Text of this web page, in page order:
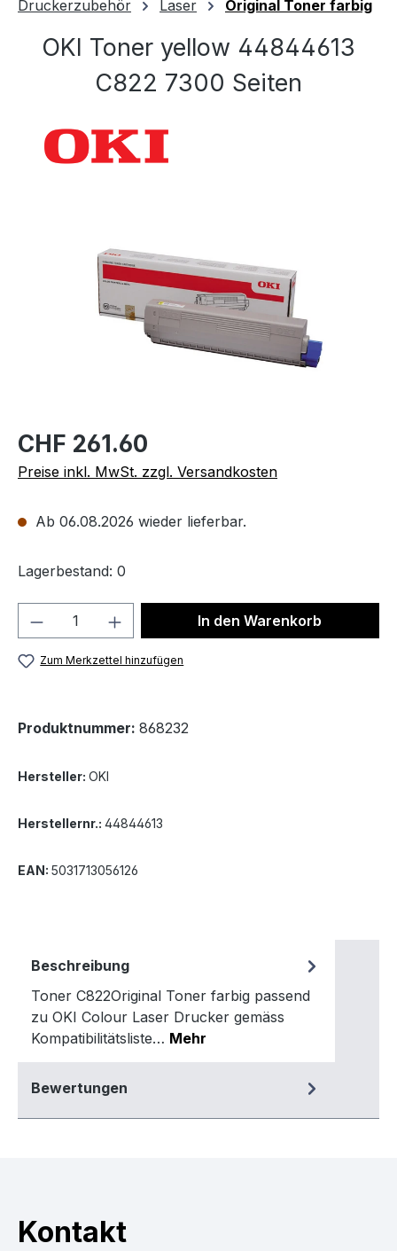
Druckerzubehör Laser Original Toner farbig
OKI Toner yellow 44844613
C822 7300 Seiten
CHF 261.60
Preise inkl. MwSt. zzgl. Versandkosten
Ab 06.08.2026 wieder lieferbar.
Lagerbestand: 0
Produkt Anzahl: Gib denIn den Warenkorb
Zum Merkzettel hinzufügen
Produktnummer: 868232
Hersteller: OKI
Herstellernr.: 44844613
EAN: 5031713056126
Beschreibung
Toner C822Original Toner farbig passend
zu OKI Colour Laser Drucker gemäss
Kompatibilitätsliste… Mehr
Bewertungen
Kontakt